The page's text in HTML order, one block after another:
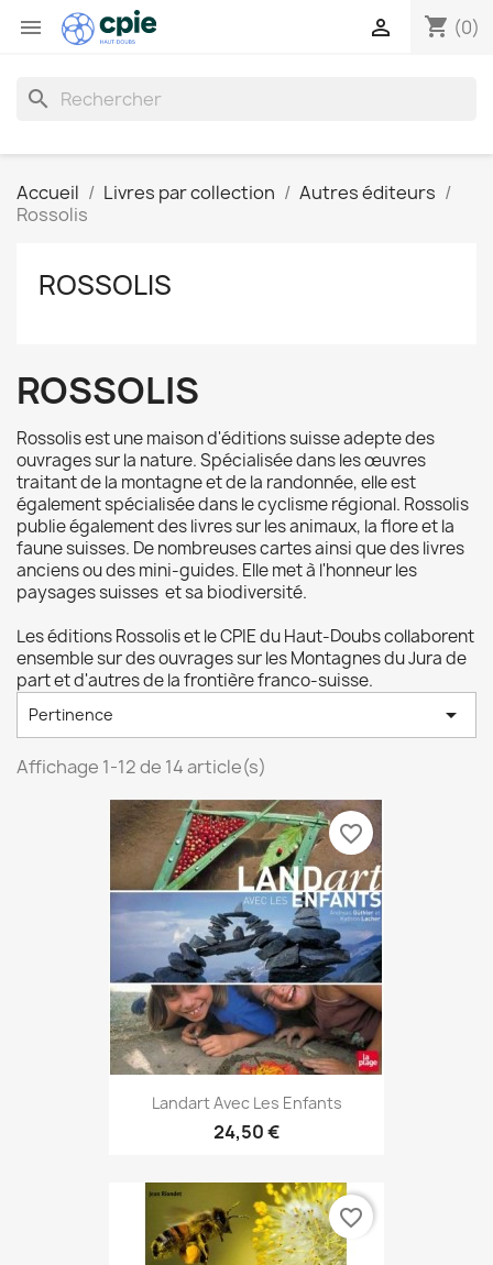
 shopping_cart (0)

search
Accueil Livres par collection
Autres éditeurs
Rossolis
ROSSOLIS
ROSSOLIS
Rossolis est une maison d'éditions suisse adepte des
ouvrages sur la nature. Spécialisée dans les œuvres
traitant de la montagne et de la randonnée, elle est
également spécialisée dans le cyclisme régional. Rossolis
publie également des livres sur les animaux, la flore et la
faune suisses. De nombreuses cartes ainsi que des livres
anciens ou des mini-guides. Elle met à l'honneur les
paysages suisses et sa biodiversité.
Les éditions Rossolis et le CPIE du Haut-Doubs collaborent
ensemble sur des ouvrages sur les Montagnes du Jura de
part et d'autres de la frontière franco-suisse.
Pertinence 
Affichage 1-12 de 14 article(s)
Landart Avec Les Enfants
24,50 €
favorite_border
favorite_border